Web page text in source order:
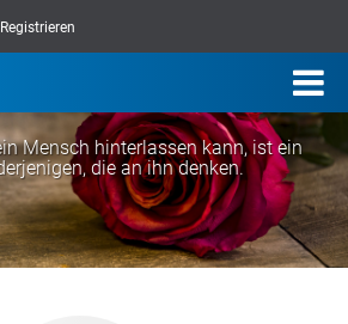
Registrieren
Mensch hinterlassen kann, ist ein
die an ihn denken.